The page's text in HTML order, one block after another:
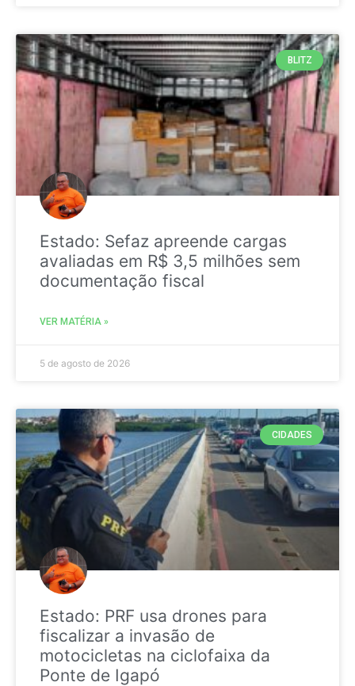
BLITZ
Estado: Sefaz apreende cargas
avaliadas em R$ 3,5 milhões sem
documentação fiscal
VER MATÉRIA »
5 de agosto de 2026
CIDADES
Estado: PRF usa drones para
fiscalizar a invasão de
motocicletas na ciclofaixa da
Ponte de Igapó